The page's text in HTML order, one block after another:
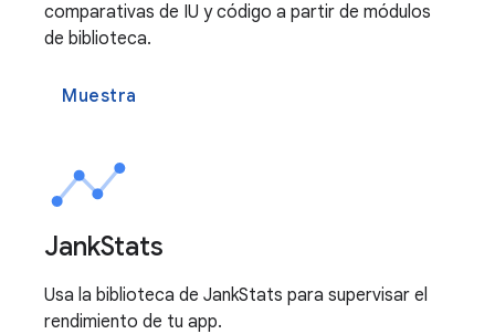
comparativas de IU y código a partir de módulos
de biblioteca.
Muestra
JankStats
Usa la biblioteca de JankStats para supervisar el
rendimiento de tu app.